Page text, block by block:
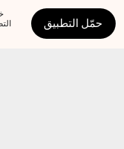
حمّل التطبيق